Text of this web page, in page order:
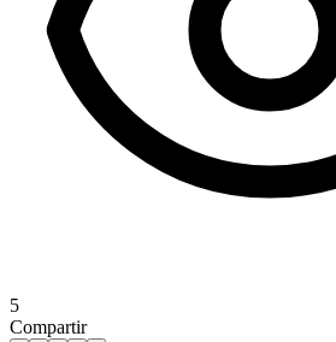
5
Compartir